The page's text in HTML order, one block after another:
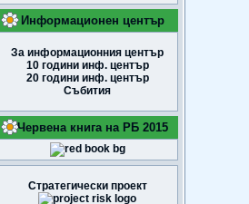
Информационен център
За информационния център
10 години инф. център
20 години инф. център
Събития
Червена книга на РБ 2015
Стратегически проект